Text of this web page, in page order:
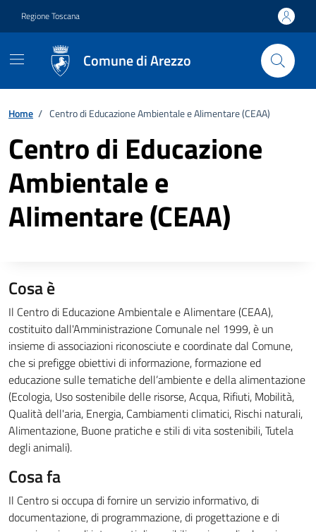
Regione Toscana
Comune di Arezzo
Home / Centro di Educazione Ambientale e Alimentare (CEAA)
Centro di Educazione
Ambientale e
Alimentare (CEAA)
Descrizione completa
Cosa è
Il Centro di Educazione Ambientale e Alimentare (CEAA),
costituito dall'Amministrazione Comunale nel 1999, è un
insieme di associazioni riconosciute e coordinate dal Comune,
che si prefigge obiettivi di informazione, formazione ed
educazione sulle tematiche dell’ambiente e della alimentazione
(Ecologia, Uso sostenibile delle risorse, Acqua, Rifiuti, Mobilità,
Qualità dell'aria, Energia, Cambiamenti climatici, Rischi naturali,
Alimentazione, Buone pratiche e stili di vita sostenibili, Tutela
degli animali).
Cosa fa
Il Centro si occupa di fornire un servizio informativo, di
documentazione, di programmazione, di progettazione e di